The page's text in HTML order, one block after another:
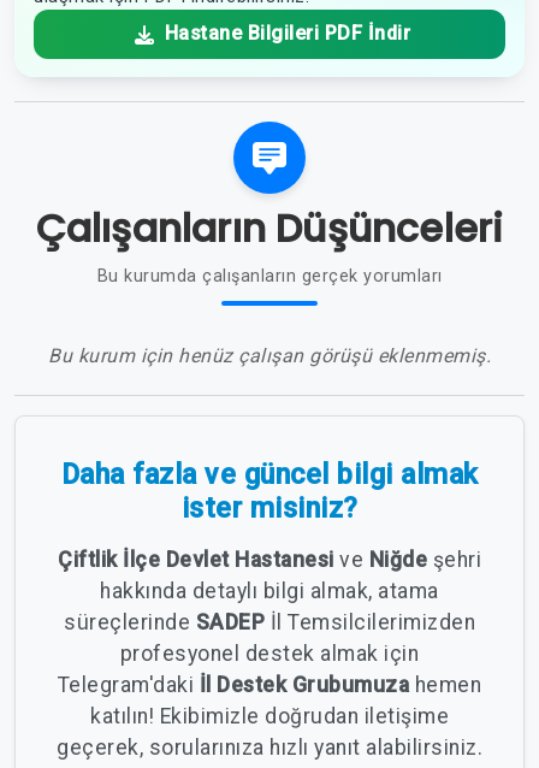
Hastane Bilgileri PDF İndir
Çalışanların Düşünceleri
Bu kurumda çalışanların gerçek yorumları
Bu kurum için henüz çalışan görüşü eklenmemiş.
Daha fazla ve güncel bilgi almak
ister misiniz?
Çiftlik İlçe Devlet Hastanesi ve Niğde şehri
hakkında detaylı bilgi almak, atama
süreçlerinde SADEP İl Temsilcilerimizden
profesyonel destek almak için
Telegram'daki İl Destek Grubumuza hemen
katılın! Ekibimizle doğrudan iletişime
geçerek, sorularınıza hızlı yanıt alabilirsiniz.